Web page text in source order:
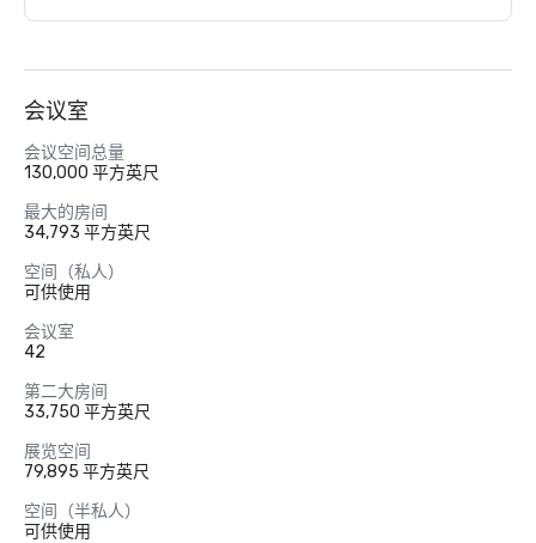
会议室
会议空间总量
130,000 平方英尺
最大的房间
34,793 平方英尺
空间（私人）
可供使用
会议室
42
第二大房间
33,750 平方英尺
展览空间
79,895 平方英尺
空间（半私人）
可供使用